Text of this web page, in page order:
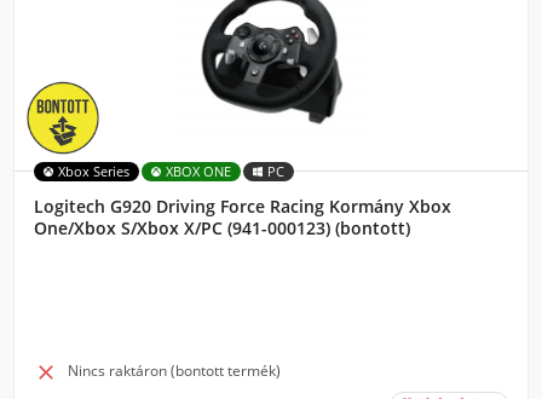
Xbox Series XBOX ONE PC
Logitech G920 Driving Force Racing Kormány Xbox
One/Xbox S/Xbox X/PC (941-000123) (bontott)
 Nincs raktáron (bontott termék)